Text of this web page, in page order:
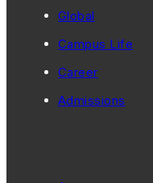
Global
Campus Life
Career
Admissions